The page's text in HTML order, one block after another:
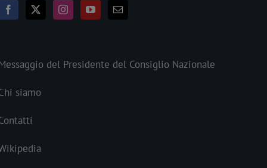
del Presidente del Consiglio Nazionale
siamo